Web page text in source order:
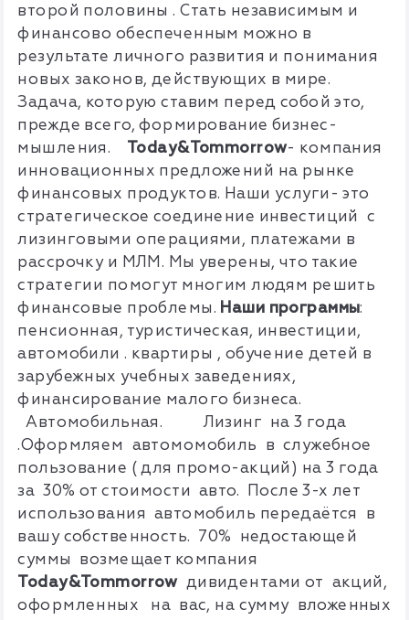
второй половины . Стать независимым и
финансово обеспеченным можно в
результате личного развития и понимания
новых законов, действующих в мире.
Задача, которую ставим перед собой это,
прежде всего, формирование бизнес-
мышления. Today&Tommorrow- компания
инновационных предложений на рынке
финансовых продуктов. Наши услуги- это
стратегическое соединение инвестиций с
лизинговыми операциями, платежами в
рассрочку и МЛМ. Мы уверены, что такие
стратегии помогут многим людям решить
финансовые проблемы. Наши программы:
пенсионная, туристическая, инвестиции,
автомобили . квартиры , обучение детей в
зарубежных учебных заведениях,
финансирование малого бизнеса.
Автомобильная.Лизинг на 3 года
.Оформляем автомомобиль в служебное
пользование ( для промо-акций) на 3 года
за 30% от стоимости авто. После 3-х лет
использования автомобиль передаётся в
вашу собственность. 70% недостающей
суммы возмещает компания
Today&Tommorrow дивидентами от акций,
оформленных на вас, на сумму вложенных